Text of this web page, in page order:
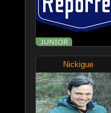
Nickigue